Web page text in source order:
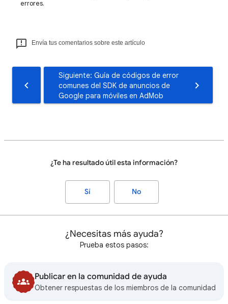
errores.
Envía tus comentarios sobre este artículo
Siguiente: Guía de códigos de error
comunes del SDK de anuncios de
Google para móviles en AdMob
¿Te ha resultado útil esta información?
Sí No
¿Necesitas más ayuda?
Prueba estos pasos:
Publicar en la comunidad de ayuda
Obtener respuestas de los miembros de la comunidad